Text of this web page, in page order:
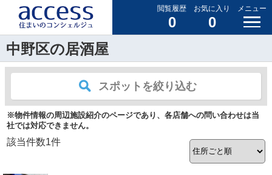
閲覧履歴
0
お気に入り
0
メニュー
中野区の居酒屋
スポットを絞り込む
※物件情報の周辺施設紹介のページであり、各店舗への問い合わせは当
社では対応できません。
該当件数1件